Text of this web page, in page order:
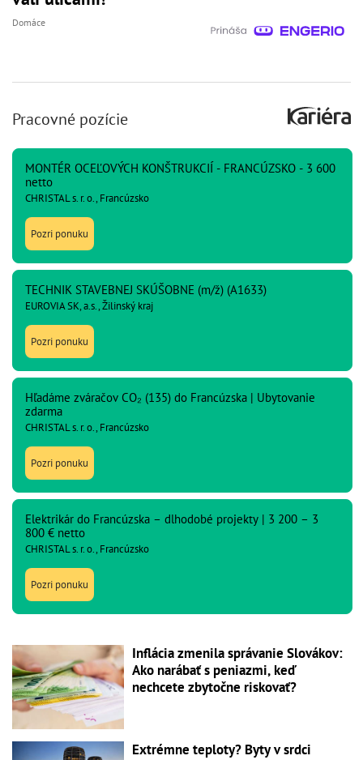
Domáce
Pracovné pozície
MONTÉR OCEĽOVÝCH KONŠTRUKCIÍ - FRANCÚZSKO - 3 600
netto
CHRISTAL s. r. o., Francúzsko
Pozri ponuku
TECHNIK STAVEBNEJ SKÚŠOBNE (m/ž) (A1633)
EUROVIA SK, a.s., Žilinský kraj
Pozri ponuku
Hľadáme zváračov CO₂ (135) do Francúzska | Ubytovanie
zdarma
CHRISTAL s. r. o., Francúzsko
Pozri ponuku
Elektrikár do Francúzska – dlhodobé projekty | 3 200 – 3
800 € netto
CHRISTAL s. r. o., Francúzsko
Pozri ponuku
Inflácia zmenila správanie Slovákov:
Ako narábať s peniazmi, keď
nechcete zbytočne riskovať?
Extrémne teploty? Byty v srdci